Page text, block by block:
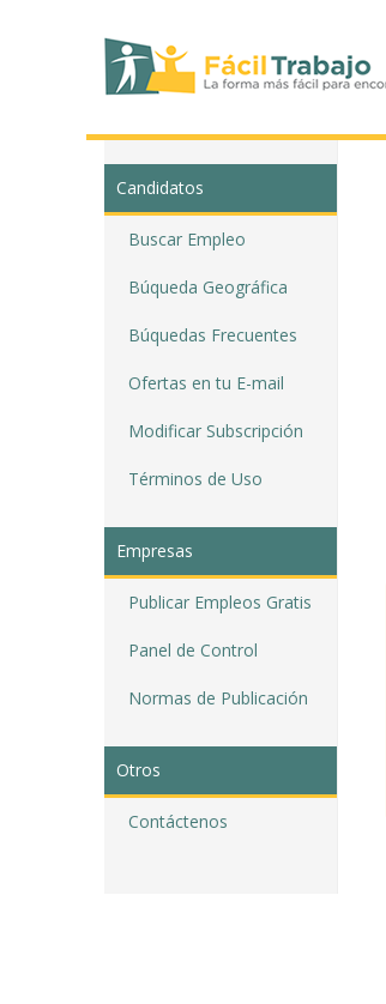
Candidatos
Buscar Empleo
Búqueda Geográfica
Búquedas Frecuentes
Ofertas en tu E-mail
Modificar Subscripción
Términos de Uso
Empresas
Publicar Empleos Gratis
Panel de Control
Normas de Publicación
Otros
Contáctenos